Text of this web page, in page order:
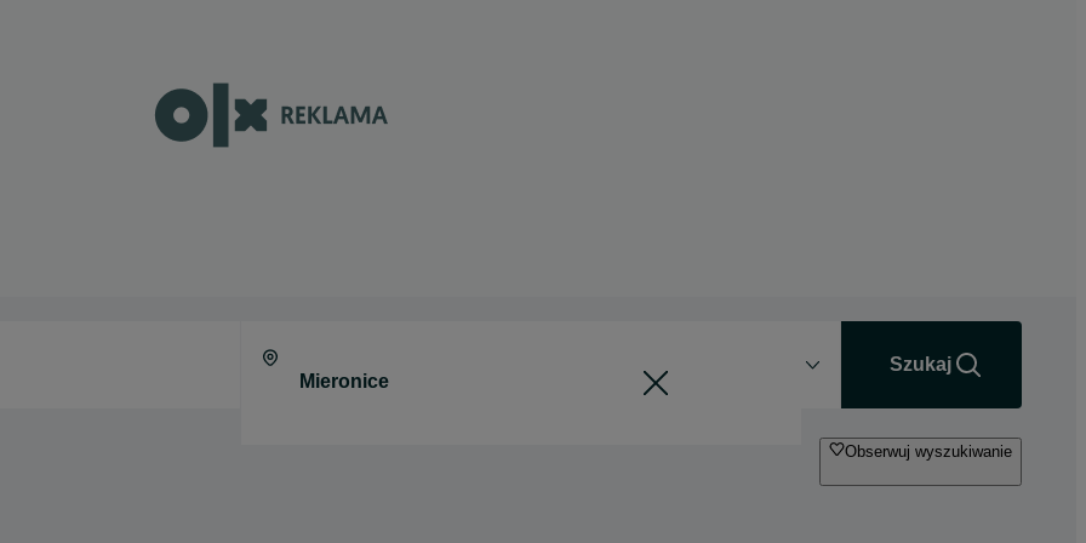
Szukaj
Obserwuj wyszukiwanie